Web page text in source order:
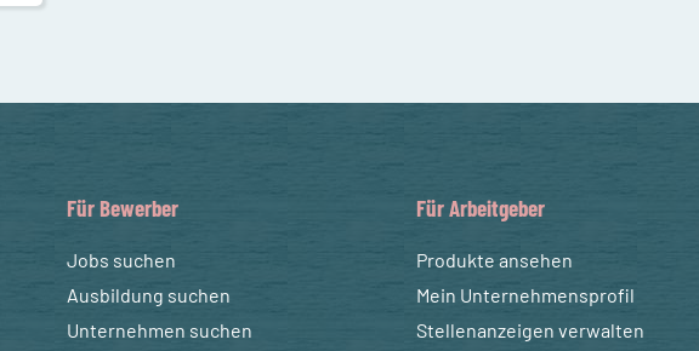
Für Bewerber
Jobs suchen
Ausbildung suchen
Unternehmen suchen
Für Arbeitgeber
Produkte ansehen
Mein Unternehmensprofil
Stellenanzeigen verwalten